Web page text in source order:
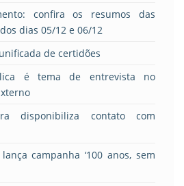
confira os resumos das
dias 05/12 e 06/12
de certidões
é tema de entrevista no
disponibiliza contato com
campanha ‘100 anos, sem